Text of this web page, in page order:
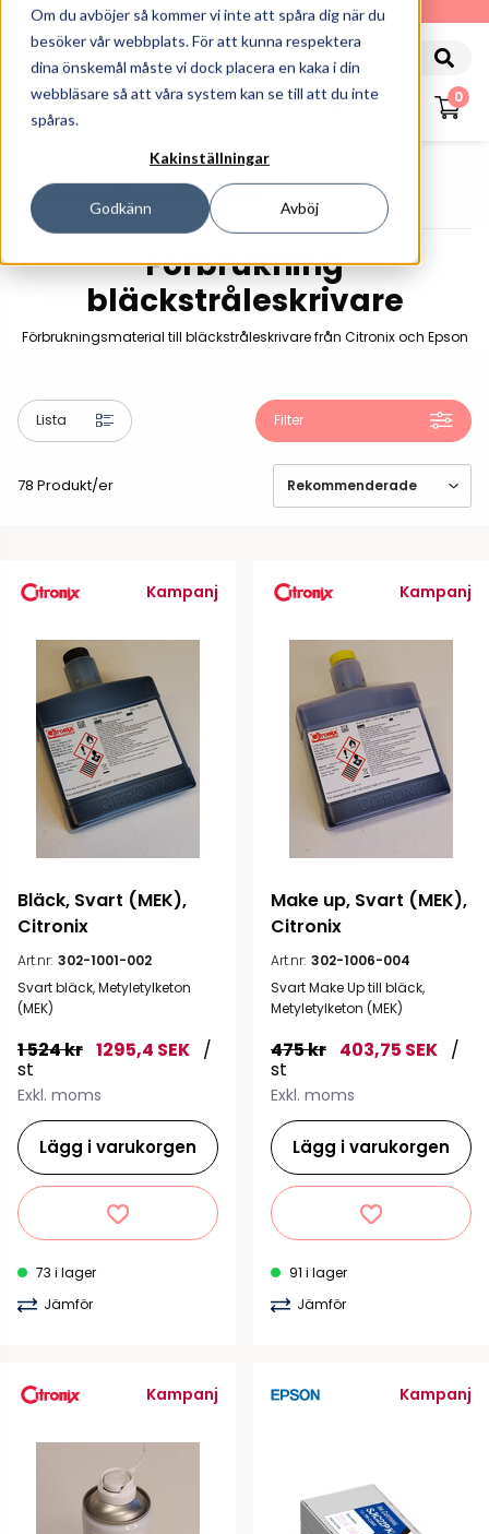
Om du avböjer så kommer vi inte att spåra dig när du
besöker vår webbplats. För att kunna respektera
dina önskemål måste vi dock placera en kaka i din
webbläsare så att våra system kan se till att du inte
spåras.
Kakinställningar
Godkänn Avböj
010-162 61 90
0
Etiketter Och Färgband
Förbrukning Bläckstråleskrivare
Förbrukning
bläckstråleskrivare
Förbrukningsmaterial till bläckstråleskrivare från Citronix och Epson
78 Produkt/er
Lista Filter
Kampanj
Bläck, Svart (MEK),
Citronix
Art.nr: 302-1001-002
Svart bläck, Metyletylketon
(MEK)
1 524 kr 1295,4 SEK /
st
Exkl. moms
Lägg i varukorgen
73 i lager
Jämför
Kampanj
Make up, Svart (MEK),
Citronix
Art.nr: 302-1006-004
Svart Make Up till bläck,
Metyletylketon (MEK)
475 kr 403,75 SEK /
st
Exkl. moms
Lägg i varukorgen
91 i lager
Jämför
Kampanj Kampanj